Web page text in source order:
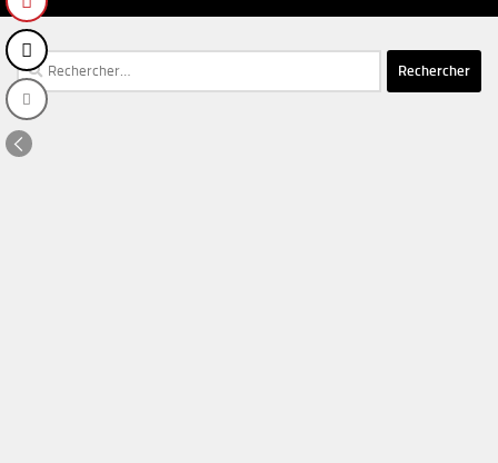
Rechercher :